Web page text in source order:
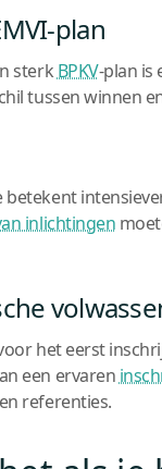
plan
sterk BPKV-plan is
tussen winnen
betekent
inlichtingen
het eerst
een ervaren
referenties.